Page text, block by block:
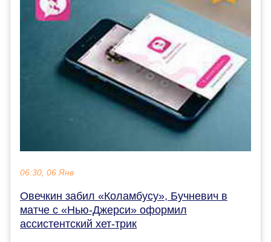
06:30, 06 Янв
Овечкин забил «Коламбусу», Бучневич в
матче с «Нью-Джерси» оформил
ассистентский хет-трик